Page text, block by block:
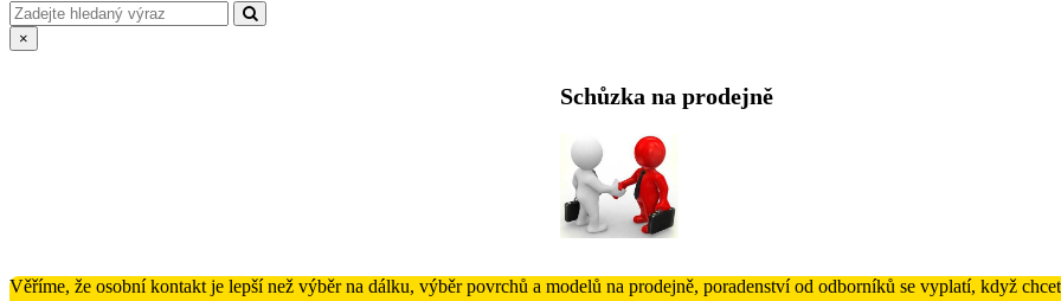
×
Schůzka na prodejně
Věříme, že osobní kontakt je lepší než výběr na dálku, výběr povrchů a modelů na prodejně, poradenství od odborníků se vyplatí, když